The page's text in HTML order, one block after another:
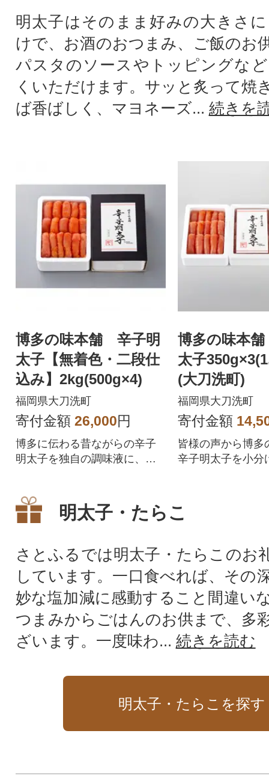
明太子はそのまま好みの大きさ
けで、お酒のおつまみ、ご飯のお
パスタのソースやトッピングな
くいただけます。サッと炙って焼
ば香ばしく、マヨネーズ... 続きを
博多の味本舗 辛子明
太子【無着色・二段仕
込み】2kg(500g×4)
福岡県大刀洗町
寄付金額 26,000円
博多に伝わる昔ながらの辛子
明太子を独自の調味液に、低
博多の味本
太子
(大刀洗町)
福岡県大刀洗町
寄付金額
皆様の声から博多
辛子明太子を小分
明太子・たらこ
さとふるでは明太子・たらこのお
しています。一口食べれば、その
妙な塩加減に感動すること間違い
つまみからごはんのお供まで、多
ざいます。一度味わ... 続きを読む
明太子・たらこを探す